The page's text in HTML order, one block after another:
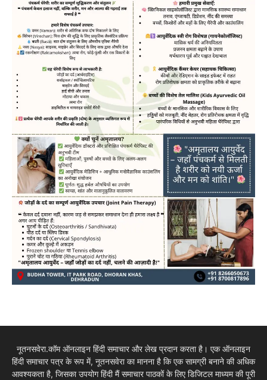
नूतनसवेरा.कॉम ऑनलाइन हिंदी समाचार और लेख प्रदान करता है। एक ऑनलाइन
हिंदी समाचार पत्र के रूप में, नूतनसवेरा का मानना है कि एक सामग्री बनाने की अधिक
आवश्यकता है, जिसका उपयोग हिंदी मैं समाचार पाठकों के लिए डिजिटल माध्यम की पूरी